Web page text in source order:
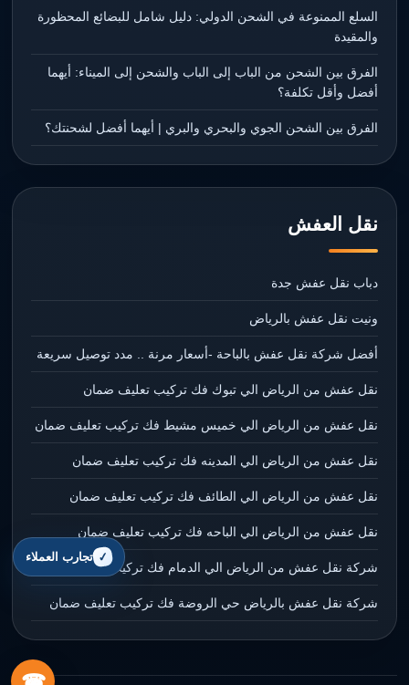
السلع الممنوعة في الشحن الدولي: دليل شامل للبضائع المحظورة
والمقيدة
الفرق بين الشحن من الباب إلى الباب والشحن إلى الميناء: أيهما
أفضل وأقل تكلفة؟
الفرق بين الشحن الجوي والبحري والبري | أيهما أفضل لشحنتك؟
نقل العفش
دباب نقل عفش جدة
ونيت نقل عفش بالرياض
أفضل شركة نقل عفش بالباحة -أسعار مرنة .. مدد توصيل سريعة
نقل عفش من الرياض الي تبوك فك تركيب تعليف ضمان
نقل عفش من الرياض الي خميس مشيط فك تركيب تعليف ضمان
نقل عفش من الرياض الي المدينه فك تركيب تعليف ضمان
نقل عفش من الرياض الي الطائف فك تركيب تعليف ضمان
نقل عفش من الرياض الي الباحه فك تركيب تعليف ضمان
شركة نقل عفش من الرياض الي الدمام فك تركيب تعليف ضمان
شركة نقل عفش بالرياض حي الروضة فك تركيب تعليف ضمان
تجارب العملاء